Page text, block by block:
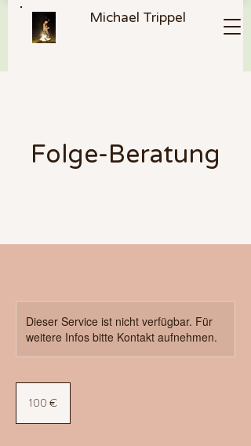
Michael Trippel
Folge-Beratung
Dieser Service ist nicht verfügbar. Für
weitere Infos bitte Kontakt aufnehmen.
100 €